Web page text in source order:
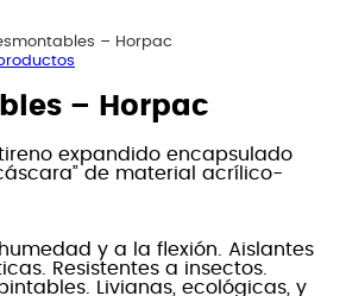
– Horpac
– Horpac
expandido encapsulado
de material acrílico-
y a la flexión. Aislantes
Resistentes a insectos.
Livianas, ecológicas, y